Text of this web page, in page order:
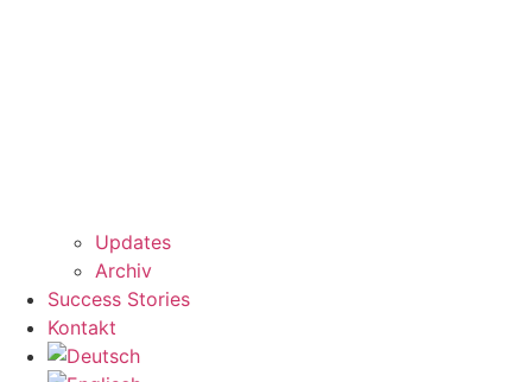
Updates
Archiv
Success Stories
Kontakt